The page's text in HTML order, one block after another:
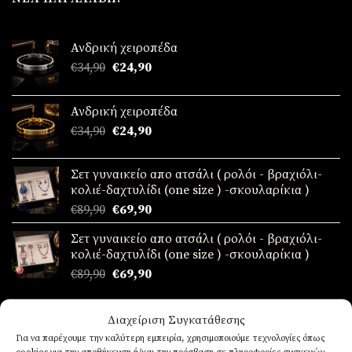
Διαχείριση Συγκατάθεσης
Για να παρέχουμε την καλύτερη εμπειρία, χρησιμοποιούμε τεχνολογίες όπως
Ανδρική χειροπέδα
€34,90 Original
was:
€34,90.
€24,90Η
τιμή
είναι:
€24,90.
Ανδρική χειροπέδα
€34,90 Original
was:
€34,90.
€24,90Η
τιμή
είναι:
€24,90.
Σετ γυναικείο απο ατσάλι ( ρολόι - βραχιόλι-
κολιέ-δαχτυλίδι (one size ) -σκουλαρίκια )
€89,90 Original
price
was:
€89,90.
€69,90Η
τρέχουσα
τιμή
είναι:
€69,90.
Σετ γυναικείο απο ατσάλι ( ρολόι - βραχιόλι-
κολιέ-δαχτυλίδι (one size ) -σκουλαρίκια )
€89,90 Original
€89,90.
€69,90Η
είναι:
€69,90.